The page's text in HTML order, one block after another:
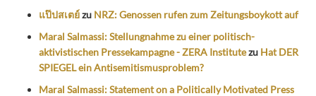
แป๊ปสเตย์zu NRZ: Genossen rufen zum Zeitungsboykott auf
Maral Salmassi: Stellungnahme zu einer politisch-
aktivistischen Pressekampagne - ZERA Institutezu Hat DER
SPIEGEL ein Antisemitismusproblem?
Maral Salmassi: Statement on a Politically Motivated Press